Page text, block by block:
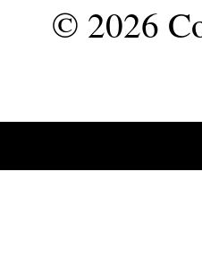
© 2026